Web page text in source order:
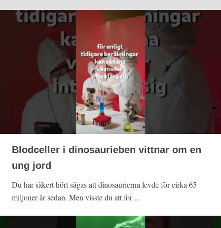
Blodceller i dinosaurieben vittnar om en
ung jord
Du har säkert hört sägas att dinosaurierna levde för cirka 65
miljoner år sedan. Men visste du att for ...